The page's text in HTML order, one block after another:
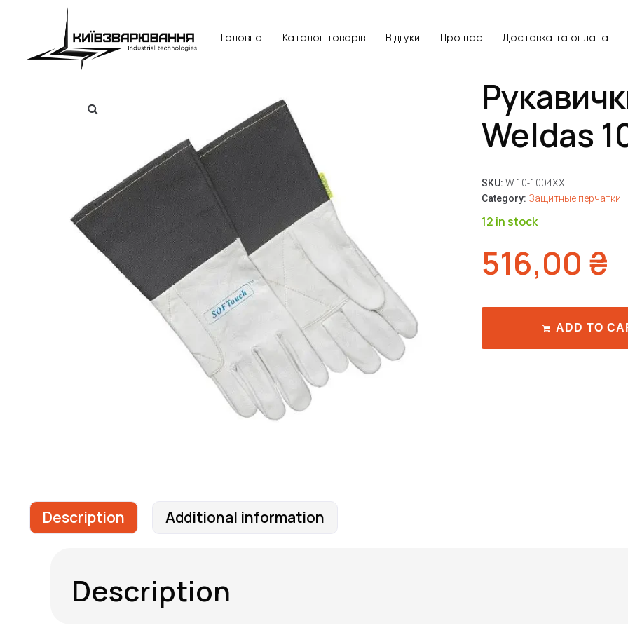
Головна Каталог товарів Відгуки Про нас Доставка та оплата
Weldas
SKU: W.10-1004XXL
Category: Защитные перчатки
12 in stock
516,00 ₴
ADD TO
Description Additional information
Description
Доставка та оплата
Повернення та обмін